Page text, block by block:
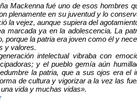
Mackenna fué uno de esos hombres
plenamente en su juventud y lo
la vejez, aunque supiera del
marcada ya en la adolescencia. La
porque la patria era joven como él y
y valores.
intelectual vibraba con
y el pueblo gemía aún
la patria, que a sus ojos era el
de cultura y vigorizar a la vez las
vida y muchas vidas».